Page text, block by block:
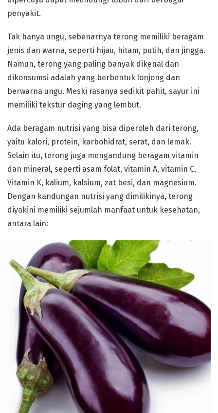
penyakit.
Tak hanya ungu, sebenarnya terong memiliki beragam
jenis dan warna, seperti hijau, hitam, putih, dan jingga.
Namun, terong yang paling banyak dikenal dan
dikonsumsi adalah yang berbentuk lonjong dan
berwarna ungu. Meski rasanya sedikit pahit, sayur ini
memiliki tekstur daging yang lembut.
Ada beragam nutrisi yang bisa diperoleh dari terong,
yaitu kalori, protein, karbohidrat, serat, dan lemak.
Selain itu, terong juga mengandung beragam vitamin
dan mineral, seperti asam folat, vitamin A, vitamin C,
Vitamin K, kalium, kalsium, zat besi, dan magnesium.
Dengan kandungan nutrisi yang dimilikinya, terong
diyakini memiliki sejumlah manfaat untuk kesehatan,
antara lain: